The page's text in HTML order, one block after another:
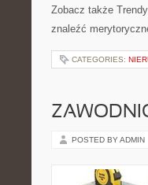
Zobacz także
znaleźć
CATEGORIES:
POSTED BY ADMIN